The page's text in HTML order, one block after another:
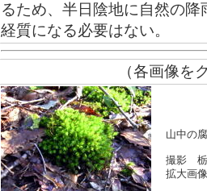
るため、半日陰地に自然の
経質になる必要はない。
（各画像を
山中の
撮影 栃
拡大画